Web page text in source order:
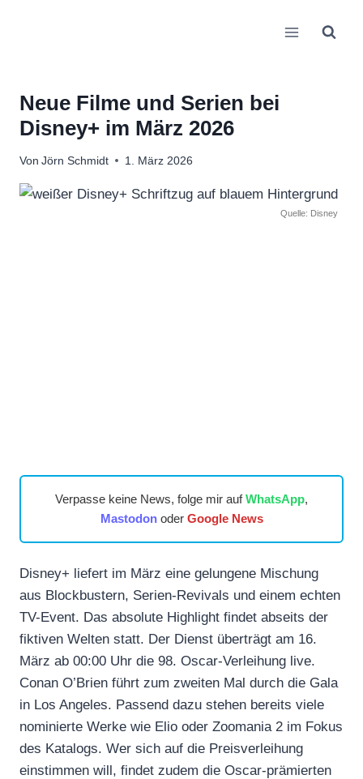
Neue Filme und Serien bei
Disney+ im März 2026
Von Jörn Schmidt 1. März 2026
Quelle: Disney
Verpasse keine News, folge mir aufWhatsApp,
Mastodonoder Google News
Disney+ liefert im März eine gelungene Mischung
aus Blockbustern, Serien-Revivals und einem echten
TV-Event. Das absolute Highlight findet abseits der
fiktiven Welten statt. Der Dienst überträgt am 16.
März ab 00:00 Uhr die 98. Oscar-Verleihung live.
Conan O’Brien führt zum zweiten Mal durch die Gala
in Los Angeles. Passend dazu stehen bereits viele
nominierte Werke wie Elio oder Zoomania 2 im Fokus
des Katalogs. Wer sich auf die Preisverleihung
einstimmen will, findet zudem die Oscar-prämierten